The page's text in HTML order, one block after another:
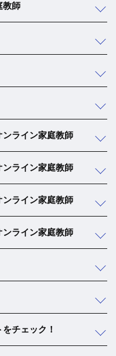
教師
ライン家庭教師
ライン家庭教師
ライン家庭教師
ライン家庭教師
チェック！